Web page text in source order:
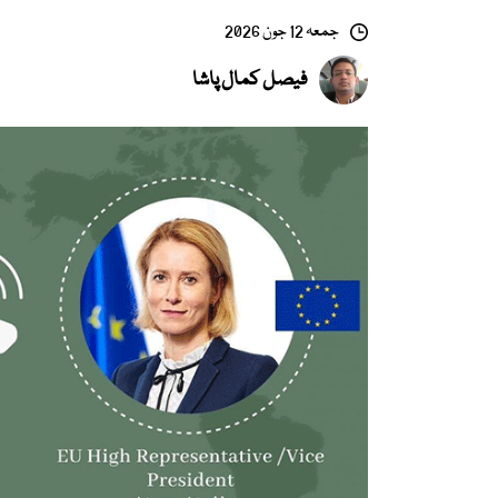
جمعہ 12 جون 2026
فیصل کمال پاشا